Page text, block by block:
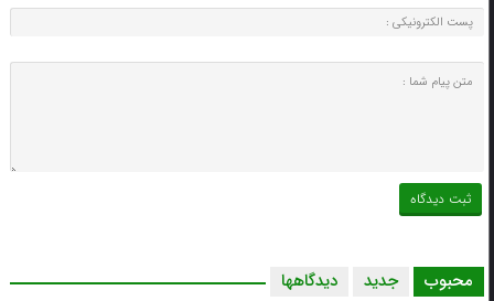
محبوب جدید دیدگاهها